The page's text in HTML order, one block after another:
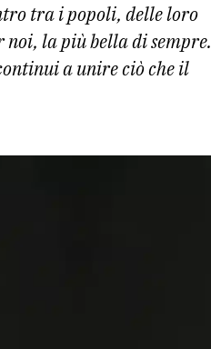
tra i popoli, delle loro
noi, la più bella di sempre.
a unire ciò che il